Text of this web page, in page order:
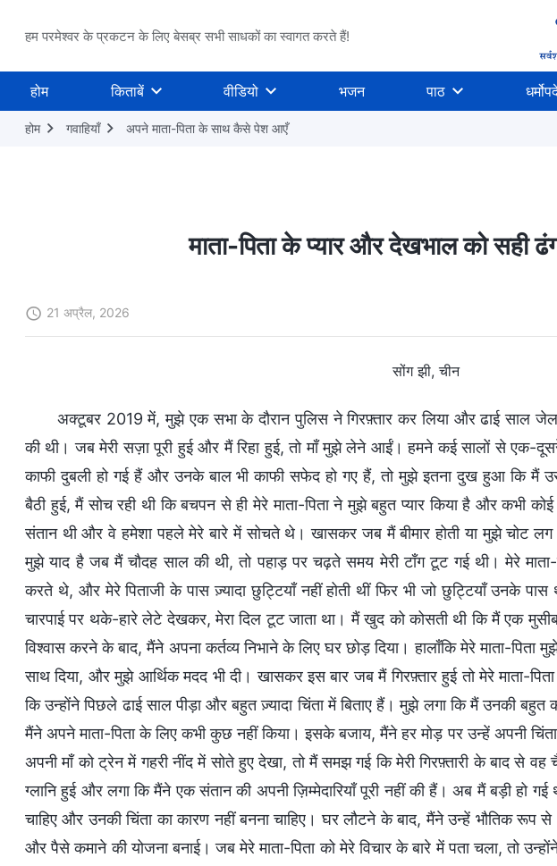
हम परमेश्वर के प्रकटन के लिए बेसब्र सभी साधकों का स्वागत करते हैं!
होम किताबें वीडियो भजन पाठ
होम गवाहियाँ अपने माता-पिता के साथ कैसे पेश आएँ
माता-पिता के प्यार और देखभाल को सही
21 अप्रैल, 2026
सोंग झी, चीन
अक्टूबर 2019 में, मुझे एक सभा के दौरान पुलिस ने गिरफ़्तार कर लिया और ढाई साल
की थी। जब मेरी सज़ा पूरी हुई और मैं रिहा हुई, तो माँ मुझे लेने आईं। हमने कई सालों से एक-
काफी दुबली हो गई हैं और उनके बाल भी काफी सफेद हो गए हैं, तो मुझे इतना दुख हुआ कि मैं
बैठी हुई, मैं सोच रही थी कि बचपन से ही मेरे माता-पिता ने मुझे बहुत प्यार किया है और कभी
संतान थी और वे हमेशा पहले मेरे बारे में सोचते थे। खासकर जब मैं बीमार होती या मुझे चोट लग
मुझे याद है जब मैं चौदह साल की थी, तो पहाड़ पर चढ़ते समय मेरी टाँग टूट गई थी। मेरे माता-
करते थे, और मेरे पिताजी के पास ज़्यादा छुट्टियाँ नहीं होती थीं फिर भी जो छुट्टियाँ उनके पास
चारपाई पर थके-हारे लेटे देखकर, मेरा दिल टूट जाता था। मैं खुद को कोसती थी कि मैं एक
विश्वास करने के बाद, मैंने अपना कर्तव्य निभाने के लिए घर छोड़ दिया। हालाँकि मेरे माता-पिता
साथ दिया, और मुझे आर्थिक मदद भी दी। खासकर इस बार जब मैं गिरफ़्तार हुई तो मेरे माता-
कि उन्होंने पिछले ढाई साल पीड़ा और बहुत ज़्यादा चिंता में बिताए हैं। मुझे लगा कि मैं उनकी बहुत
मैंने अपने माता-पिता के लिए कभी कुछ नहीं किया। इसके बजाय, मैंने हर मोड़ पर उन्हें अपनी
अपनी माँ को ट्रेन में गहरी नींद में सोते हुए देखा, तो मैं समझ गई कि मेरी गिरफ़्तारी के बाद से
ग्लानि हुई और लगा कि मैंने एक संतान की अपनी ज़िम्मेदारियाँ पूरी नहीं की हैं। अब मैं बड़ी हो
चाहिए और उनकी चिंता का कारण नहीं बनना चाहिए। घर लौटने के बाद, मैंने उन्हें भौतिक रूप
और पैसे कमाने की योजना बनाई। जब मेरे माता-पिता को मेरे विचार के बारे में पता चला, तो